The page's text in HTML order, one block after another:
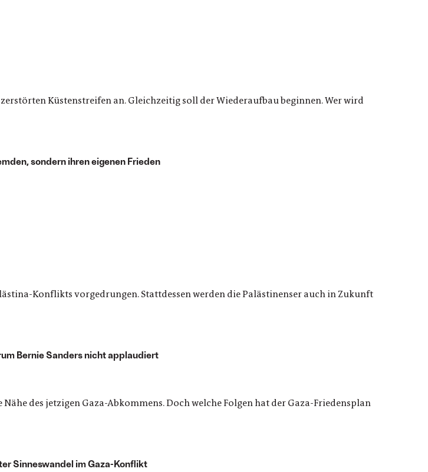
Küstenstreifen an. Gleichzeitig soll der Wiederaufbau beginnen. Wer wird
sondern ihren eigenen Frieden
Konflikts vorgedrungen. Stattdessen werden die Palästinenser auch in Zukunft
Bernie Sanders nicht applaudiert
des jetzigen Gaza-Abkommens. Doch welche Folgen hat der Gaza-Friedensplan
Sinneswandel im Gaza-Konflikt